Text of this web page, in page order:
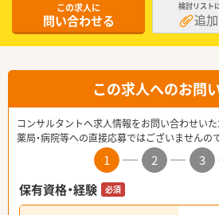
この求人に
問い合わせる
検討リスト
追加
この求人へのお問
コンサルタントへ求人情報をお問い合わせいた
薬局・病院等への直接応募ではございませんの
1 2 3
保有資格・経験
必須